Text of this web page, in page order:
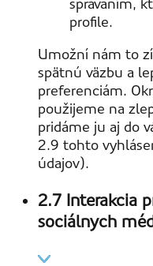
profile.
Umožní nám to
spätnú väzbu a
preferenciám.
použijeme na
pridáme ju aj do
2.9 tohto
údajov).
2.7 Interakcia
sociálnych